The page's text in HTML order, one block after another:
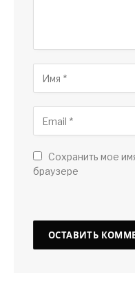
Сохранить мое
браузере